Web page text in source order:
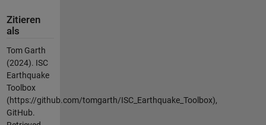
Zitieren
als
Tom Garth
(2024). ISC
Earthquake
Toolbox
(https://github.com/tomgarth/ISC_Earthquake_Toolbox),
GitHub.